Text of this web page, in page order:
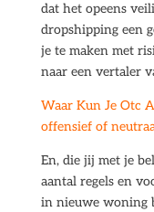
dat het opeens
dropshipping een
je te maken met
naar een vertaler
Waar Kun Je Otc
offensief of
En, die jij met je
aantal regels en
in nieuwe woning